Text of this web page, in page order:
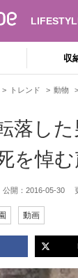
収
トレンド 動物
落し
を悼
開： 2016-05-30
動画